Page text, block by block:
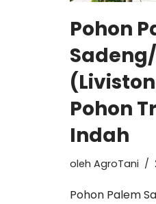
Pohon
Pohon
Indah
oleh AgroTani
Pohon Palem